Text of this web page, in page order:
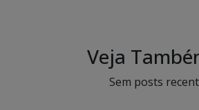
Veja
Sem posts